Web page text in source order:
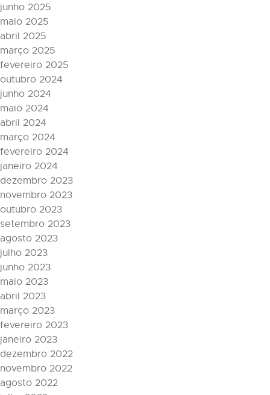
junho 2025
maio 2025
abril 2025
março 2025
fevereiro 2025
outubro 2024
junho 2024
maio 2024
abril 2024
março 2024
fevereiro 2024
janeiro 2024
dezembro 2023
novembro 2023
outubro 2023
setembro 2023
agosto 2023
julho 2023
junho 2023
maio 2023
abril 2023
março 2023
fevereiro 2023
janeiro 2023
dezembro 2022
novembro 2022
agosto 2022